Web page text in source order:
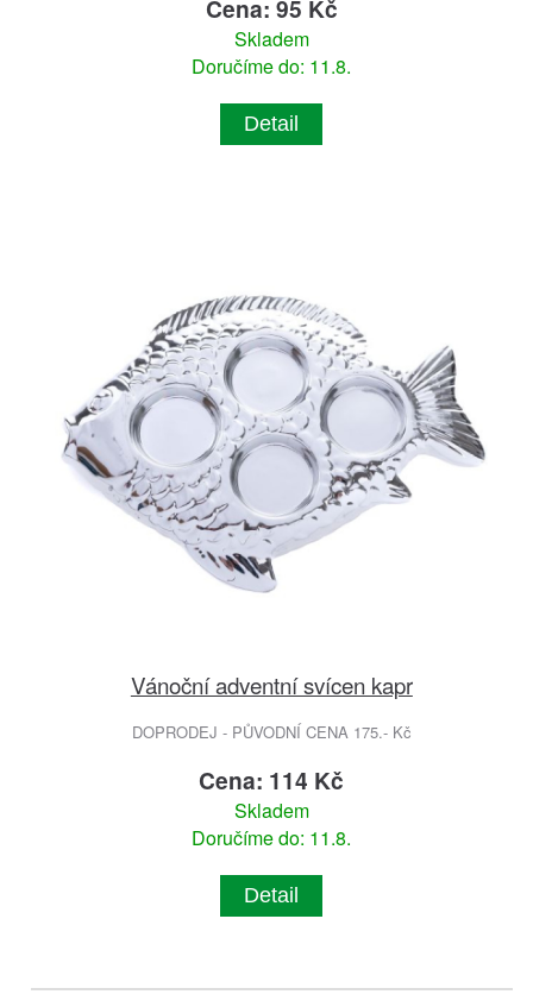
Cena: 95 Kč
Skladem
Doručíme do: 11.8.
Detail
Vánoční adventní svícen kapr
DOPRODEJ - PŮVODNÍ CENA 175.- Kč
Cena: 114 Kč
Skladem
Doručíme do: 11.8.
Detail